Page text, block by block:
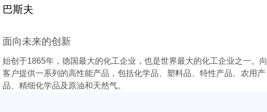
巴斯夫
面向未来的创新
始创于1865年，德国最大的化工企业，也是世界最大的化工企业之一。向
客户提供一系列的高性能产品，包括化学品、塑料品、特性产品、农用产
品、精细化学品及原油和天然气。